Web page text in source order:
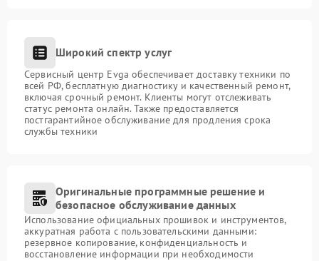
Широкий спектр услуг
Сервисный центр Evga обеспечивает доставку техники по
всей РФ, бесплатную диагностику и качественный ремонт,
включая срочный ремонт. Клиенты могут отслеживать
статус ремонта онлайн. Также предоставляется
постгарантийное обслуживание для продления срока
службы техники
Оригинальные программные решение и
безопасное обслуживание данных
Использование официальных прошивок и инструментов,
аккуратная работа с пользовательскими данными:
резервное копирование, конфиденциальность и
восстановление информации при необходимости